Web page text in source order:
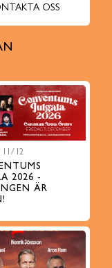
OSS
11/12
2026 -
ÄR